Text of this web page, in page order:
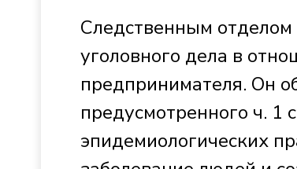
Следственным
уголовного дела в
предпринимателя. Он
предусмотренного ч.
эпидемиологических